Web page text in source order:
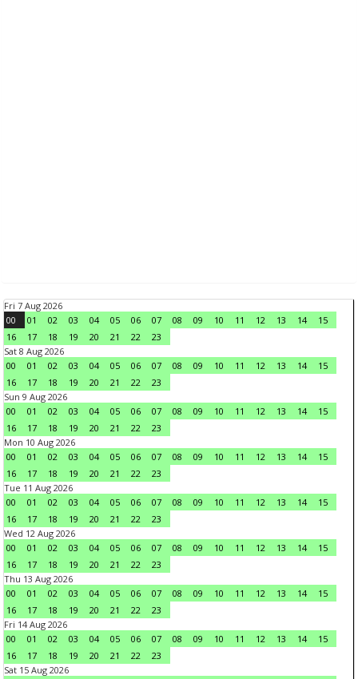
Fri 7 Aug 2026
00
01 02 03 04 05 06 07 08 09 10 11 12 13 14
15
16
17 18 19 20 21 22
23
Sat 8 Aug 2026
00
01 02 03 04 05 06 07 08 09 10 11 12 13 14
15
16
17 18 19 20 21 22
23
Sun 9 Aug 2026
00
01 02 03 04 05 06 07 08 09 10 11 12 13 14
15
16
17 18 19 20 21 22
23
Mon 10 Aug 2026
00
01 02 03 04 05 06 07 08 09 10 11 12 13 14
15
16
17 18 19 20 21 22
23
Tue 11 Aug 2026
00
01 02 03 04 05 06 07 08 09 10 11 12 13 14
15
16
17 18 19 20 21 22
23
Wed 12 Aug 2026
00
01 02 03 04 05 06 07 08 09 10 11 12 13 14
15
16
17 18 19 20 21 22
23
Thu 13 Aug 2026
00
01 02 03 04 05 06 07 08 09 10 11 12 13 14
15
16
17 18 19 20 21 22
23
Fri 14 Aug 2026
00
01 02 03 04 05 06 07 08 09 10 11 12 13 14
15
16
17 18 19 20 21 22
23
Sat 15 Aug 2026